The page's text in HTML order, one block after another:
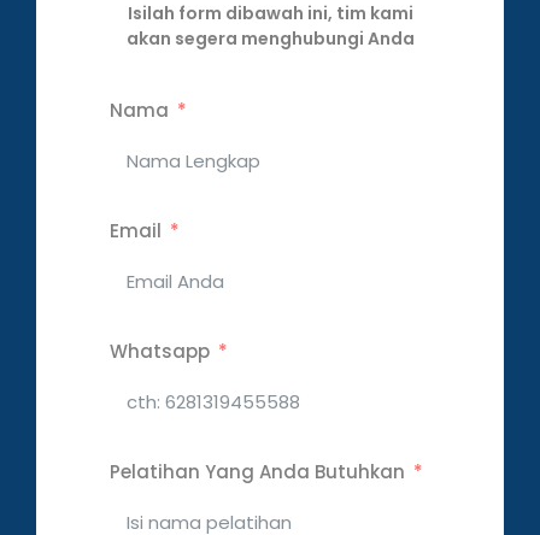
Isilah form dibawah ini, tim kami
akan segera menghubungi Anda
Nama
Email
Whatsapp
Pelatihan Yang Anda Butuhkan